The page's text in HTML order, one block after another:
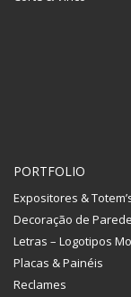
PORTFOLIO
Expositores &
Decoração de
Letras – Logotipos
Placas & Painéis
Reclames